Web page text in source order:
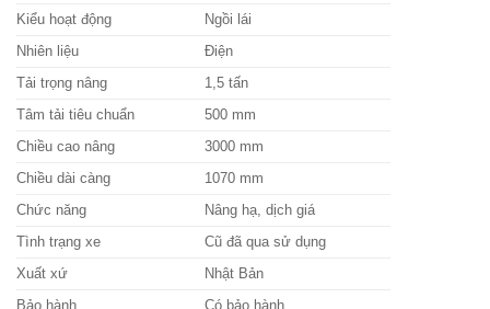
Kiểu hoạt động
Ngồi lái
Nhiên liệu
Điện
Tải trọng nâng
1,5 tấn
Tâm tải tiêu chuẩn
500 mm
Chiều cao nâng
3000 mm
Chiều dài càng
1070 mm
Chức năng
Nâng hạ, dịch giá
Tình trạng xe
Cũ đã qua sử dụng
Xuất xứ
Nhật Bản
Bảo hành
Có bảo hành